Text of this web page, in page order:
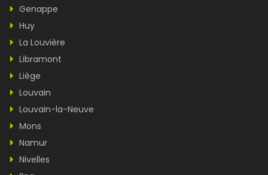
Genappe
Huy
La Louvière
Libramont
Liège
Louvain
Louvain-la-Neuve
Mons
Namur
Nivelles